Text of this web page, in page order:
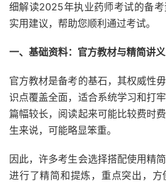
细解读2025年执业药师考试的备
实用建议，帮助您顺利通过考试。
一、基础资料：官方教材与精简讲义
官方教材是备考的基石，其权威性
识点覆盖全面，适合系统学习和打
篇幅较长，阅读起来可能比较费时
生来说，可能略显笨重。
因此，许多考生会选择搭配使用精
进行了精简和提炼，重点突出，